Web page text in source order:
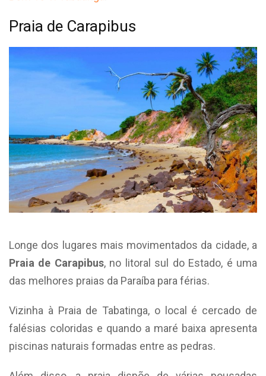
Praia de Carapibus
Longe dos lugares mais movimentados da cidade, a
Praia de Carapibus, no litoral sul do Estado, é uma
das melhores praias da Paraíba para férias.
Vizinha à Praia de Tabatinga, o local é cercado de
falésias coloridas e quando a maré baixa apresenta
piscinas naturais formadas entre as pedras.